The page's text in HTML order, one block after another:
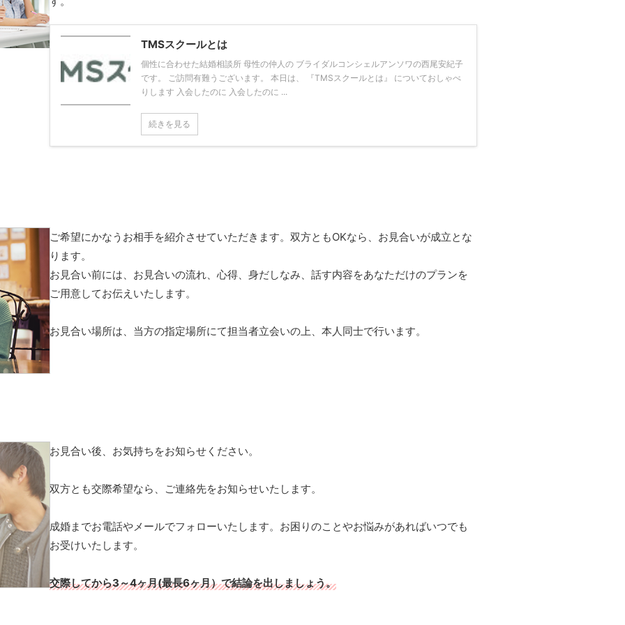
TMSスクールとは
個性に合わせた結婚相談所 母性の仲人の ブライダルコンシェルアンソワの西尾安紀子
です。 ご訪問有難うございます。 本日は、 『TMSスクールとは』 についておしゃべ
りします 入会したのに 入会したのに ...
続きを見る
ご希望にかなうお相手を紹介させていただきます。双方ともOKなら、お見合いが成立とな
ります。
お見合い前には、お見合いの流れ、心得、身だしなみ、話す内容をあなただけのプランを
ご用意してお伝えいたします。
お見合い場所は、当方の指定場所にて担当者立会いの上、本人同士で行います。
お見合い後、お気持ちをお知らせください。
双方とも交際希望なら、ご連絡先をお知らせいたします。
成婚までお電話やメールでフォローいたします。お困りのことやお悩みがあればいつでも
お受けいたします。
交際してから3～4ヶ月(最長6ヶ月）で結論を出しましょう。